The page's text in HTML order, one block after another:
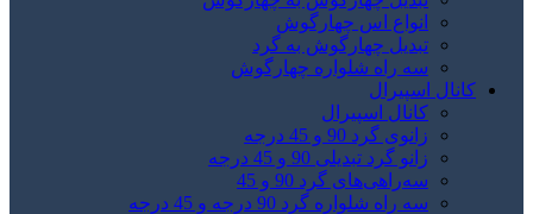
انواع اس چهارگوش
تبدیل چهارگوش به گرد
سه راه شلواره چهارگوش
کانال اسپیرال
کانال اسپیرال
زانوی گرد 90 و 45 درجه
زانو گرد تبدیلی 90 و 45 درجه
سه‌راهی‌های گرد 90 و 45
سه راه شلواره گرد 90 درجه و 45 درجه